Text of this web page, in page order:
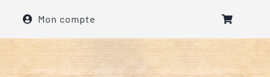
contenu
Mon compte